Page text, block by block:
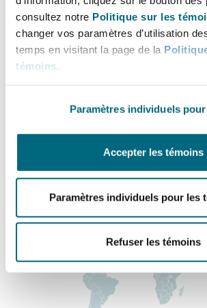
consultez notre Politique sur les
changer vos paramètres d’utilisation
temps en visitant la page de la
témoins
Paramètres individuels
Accepter les témoins
Paramètres individuels pour les
Refuser les témoins
Entretien,
Droit
Satellites et
Couverture
Droit
Risques
produits
Assurance
Bator
York
The St Botolph Building
Bureau principal
Montréal
Régions couvertes